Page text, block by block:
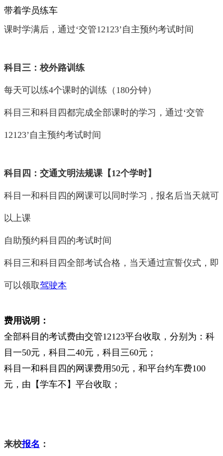
带着学员练车
课时学满后，通过‘交管12123’自主预约考试时间
科目三：校外路训练
每天可以练4个课时的训练（180分钟）
科目三和科目四都完成全部课时的学习，通过‘交管
12123’自主预约考试时间
科目四：交通文明法规课【12个学时】
科目一和科目四的网课可以同时学习，报名后当天就可
以上课
自助预约科目四的考试时间
科目三和科目四全部考试合格，当天通过宣誓仪式，即
可以领取驾驶本
费用说明：
全部科目的考试费由交管12123平台收取，分别为：科
目一50元，科目二40元，科目三60元；
科目一和科目四的网课费用50元，和平台约车费100
元，由【学车不】平台收取；
来校报名 ：